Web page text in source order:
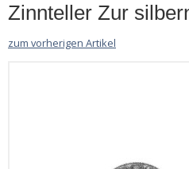
Zinnteller Zur
zum vorherigen Artikel